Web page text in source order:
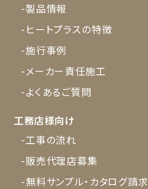
-製品情報
-ヒートプラスの特徴
-施行事例
-メーカー責任施工
-よくあるご質問
工務店様向け
-工事の流れ
-販売代理店募集
-無料サンプル・カタログ請求